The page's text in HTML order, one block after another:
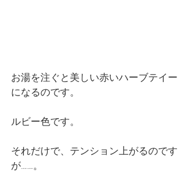
お湯を注ぐと美しい赤いハーブテイー
になるのです。
ルビー色です。
それだけで、テンション上がるのです
が……。